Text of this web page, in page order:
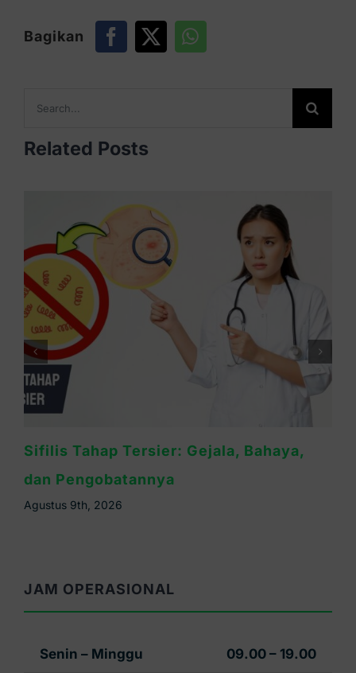
Bagikan
for:
Related Posts
Cara Mengobati Sifilis yang Tepat dan
Efektif
Agustus 8th, 2026
JAM OPERASIONAL
Senin – Minggu 09.00 – 19.00